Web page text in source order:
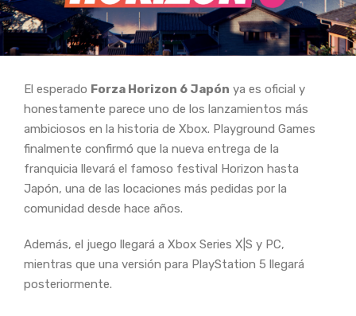
El esperado Forza Horizon 6 Japón ya es oficial y
honestamente parece uno de los lanzamientos más
ambiciosos en la historia de Xbox. Playground Games
finalmente confirmó que la nueva entrega de la
franquicia llevará el famoso festival Horizon hasta
Japón, una de las locaciones más pedidas por la
comunidad desde hace años.
Además, el juego llegará a Xbox Series X|S y PC,
mientras que una versión para PlayStation 5 llegará
posteriormente.